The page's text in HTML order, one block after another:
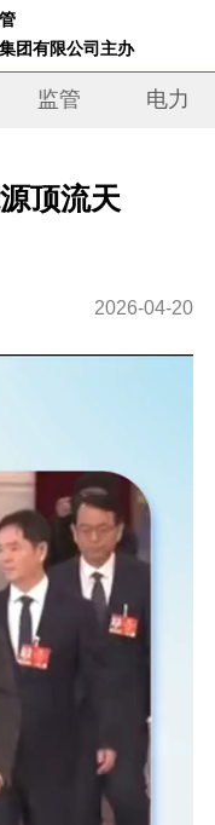
集团有限公司主办
监管 电力
顶流天
2026-04-20